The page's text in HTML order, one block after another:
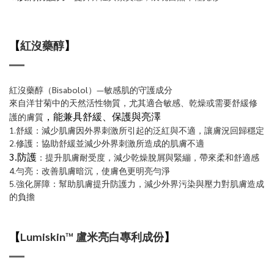
【紅沒藥醇】
紅沒藥醇（Bisabolol）—敏感肌的守護成分
來自洋甘菊中的天然活性物質，尤其適合敏感、乾燥或需要舒緩修
護的膚質 ，能兼具舒緩、保護與亮澤
1.舒緩：減少肌膚因外界刺激所引起的泛紅與不適，讓膚況回歸穩定
2.修護：協助舒緩並減少外界刺激所造成的肌膚不適
3.防護 ：提升肌膚耐受度，減少乾燥脫屑與緊繃，帶來柔和舒適感
4.勻亮：改善肌膚暗沉，使膚色更明亮勻淨
5.強化屏障：幫助肌膚提升防護力，減少外界污染與壓力對肌膚造成
的負擔
【Lumiskin™️ 盧米亮白專利成份】